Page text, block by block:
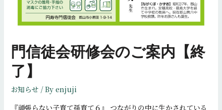
門信徒会研修会のご案内【終
了】
お知らせ/ By enjuji
『頑張らない子育て孫育て６』 つながりの中に生かされている